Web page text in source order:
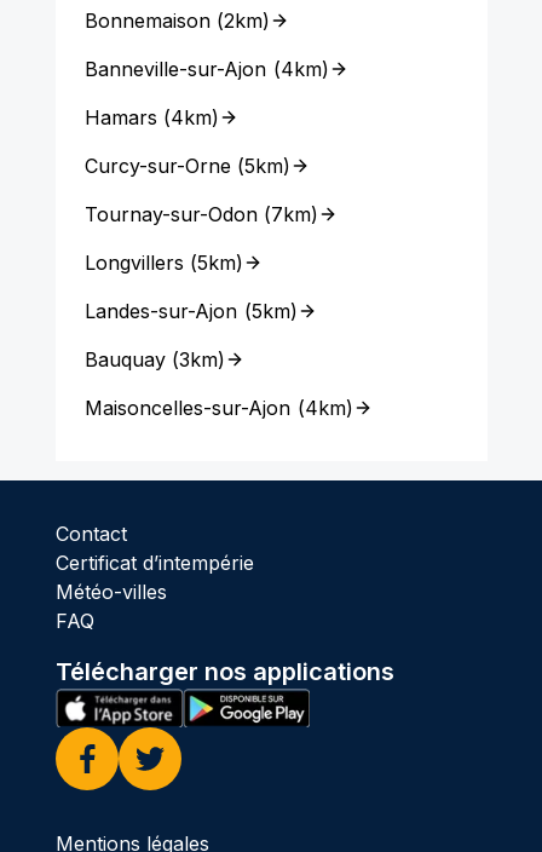
Bonnemaison(2km)
Banneville-sur-Ajon (4km)
Hamars (4km)
Curcy-sur-Orne(5km)
Tournay-sur-Odon(7km)
Longvillers (5km)
Landes-sur-Ajon (5km)
Bauquay(3km)
Maisoncelles-sur-Ajon (4km)
Contact
Certificat d’intempérie
Météo-villes
FAQ
Télécharger nos applications
Facebook
Twitter
Mentions légales